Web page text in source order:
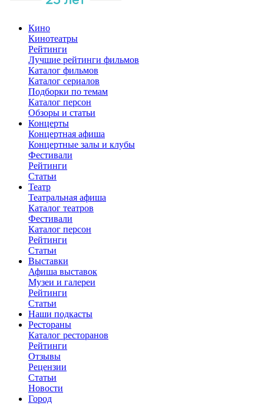
Кино
Кинотеатры
Рейтинги
Лучшие рейтинги фильмов
Каталог фильмов
Каталог сериалов
Подборки по темам
Каталог персон
Обзоры и статьи
Концерты
Концертная афиша
Концертные залы и клубы
Фестивали
Рейтинги
Статьи
Театр
Театральная афиша
Каталог театров
Фестивали
Каталог персон
Рейтинги
Статьи
Выставки
Афиша выставок
Музеи и галереи
Рейтинги
Статьи
Наши подкасты
Рестораны
Каталог ресторанов
Рейтинги
Отзывы
Рецензии
Статьи
Новости
Город